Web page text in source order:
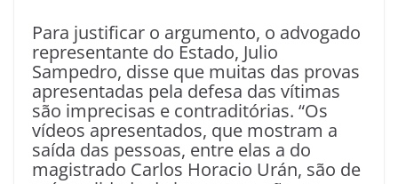
Para justificar o argumento, o advogado
representante do Estado, Julio
Sampedro, disse que muitas das provas
apresentadas pela defesa das vítimas
são imprecisas e contraditórias. “Os
vídeos apresentados, que mostram a
saída das pessoas, entre elas a do
magistrado Carlos Horacio Urán, são de